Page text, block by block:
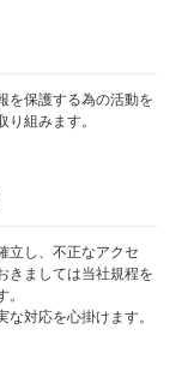
を保護する為の活動を
組みます。
立し、不正なアクセ
きましては当社規程を
対応を心掛けます。